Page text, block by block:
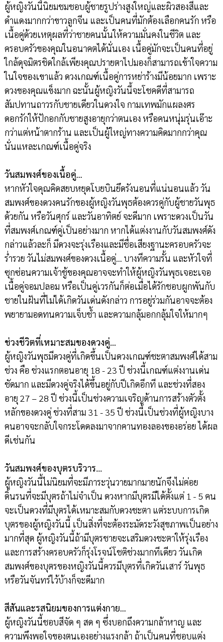
ผู้หญิงวันนี้นิยมชมชอบผู้ชายรูปร่างสูงใหญ่และผิวสองสีและ
ดำแดงมากกว่าขาวลูกจีน และเป็นคนที่มักต้องเลือกคนรัก หรือ
เนื้อคู่ด้วยเหตุผลที่ว่าชายคนนั้นให้ความมั่นคงในชีวิต และ
ครอบครัวของคุณในอนาคตได้นั่นเอง เนื้อคู่มักจะเป็นคนที่อยู่
ใกล้ดุจมิตรชิดใกล้เพียงคุณปรายตาไปมองก็สามารถเข้าใจความ
ในใจของเขาแล้ว ดวงเกณฑ์เนื้อคู่การหย่าร้างมีน้อยมาก เพราะ
ดวงของคุณแข็งมาก ฉะนั้นผู้หญิงวันนี้จะโชคดีที่สามารถ
สัมปทานถาวรกับชายเดียวในดวงใจ กามเทพมักแผลงศร
ดอกรักให้ปักอกกับชายสูงอายุกว่าตนเอง หรือคนหนุ่มรุ่นเอ๊าะ
กว่าแต่หน้าตากร้าน และเป็นผู้ใหญ่ทางความคิดมากกว่าคุณ
นั่นแหละเกณฑ์เนื้อคู่จริง
วันสมพงศ์ของเนื้อคู่…
หากหัวใจคุณคิดสยบหยุดโบยบินยึดรังนอนที่แน่นอนแล้ว วัน
สมพงศ์ของดวงคนรักของผู้หญิงวันพุธต้องควรคู่กับผู้ชายวันพุธ
ด้วยกัน หรือวันศุกร์ และวันอาทิตย์ จะดีมาก เพราะดวงเป็นวัน
ที่สมพงศ์เกณฑ์คู่เป็นอย่างมาก หากได้แต่งงานกับวันสมพงศ์ดัง
กล่าวแล้วละก็ มีดวงจะรุ่งเรืองและมีชื่อเสียงฐานะครอบครัวจะ
ร่ำรวย วันไม่สมพงศ์ของดวงเนื้อคู่… บางทีความรั้น และหัวใจที่
ซุกซ่อนความเจ้าชู้ของคุณอาจจะทำให้ผู้หญิงวันพุธเจอะเจอ
เนื้อคู่จอมปลอม หรือเป็นคู่เวรกันก็ต่อเมื่อได้รักชอบผูกพันกับ
ชายในฝันที่ไม่ได้เกิดวันเด่นดังกล่าว การอยู่ร่วมกันอาจจะต้อง
พยายามอดทนความเจ็บช้ำ และความกลุ้มอกกลุ้มใจให้มากๆ
ช่วงชีวิตที่เหมาะสมของดวงคู่…
ผู้หญิงวันพุธมีดวงคู่ที่เกิดขึ้นเป็นดวงเกณฑ์ชะตาสมพงศ์ได้สาม
ช่วง คือ ช่วงแรกตอนอายุ 18 - 23 ปี ช่วงนี้เกณฑ์แต่งงานเด่น
ชัดมาก และมีดวงคู่จริงได้ขึ้นอยู่กับปีเกิดอีกที และช่วงที่สอง
อายุ 27 – 28 ปี ช่วงนี้เป็นช่วงความเจริญด้านการสร้างตัวตั้ง
หลักของดวงคู่ ช่วงที่สาม 31 - 35 ปี ช่วงนี้เป็นช่วงที่ผู้หญิงบาง
คนอาจจะกลับใจกระโดดลงมาจากคานทองลองของอร่อย ได้ผล
ดีเช่นกัน
วันสมพงศ์ของบุตรบริวาร…
ผู้หญิงวันนี้ไม่นิยมที่จะมีภาระวุ่นวายมากมายนักจึงไม่ค่อย
ดิ้นรนที่จะมีบุตรถ้าไม่จำเป็น ดวงหากมีบุตรมีได้ตั้งแต่ 1 - 5 คน
จะเป็นดวงที่มีบุตรได้เหมาะสมกับดวงชะตา แต่ระบบการเกิด
บุตรของผู้หญิงวันนี้ เป็นสิ่งที่จะต้องระมัดระวังสุขภาพเป็นอย่าง
มากที่สุด ผู้หญิงวันนี้ถ้ามีบุตรชายจะเสริมดวงชะตาให้รุ่งเรือง
และการสร้างครอบครัวก็รุ่งโรจน์โชติช่วงมากทีเดียว วันเกิด
สมพงศ์ของบุตรของหญิงวันนี้ควรมีบุตรที่เกิดวันเสาร์ วันพุธ
หรือวันจันทร์ไว้บ้างก็จะดีมาก
สีสันและรสนิยมของการแต่งกาย…
ผู้หญิงวันนี้ชอบสีจัด ๆ สด ๆ ซึ่งบอกถึงความกล้าหาญ และ
ความพึงพอใจของตนเองอย่างแรงกล้า ถ้าเป็นคนที่ชอบแต่ง